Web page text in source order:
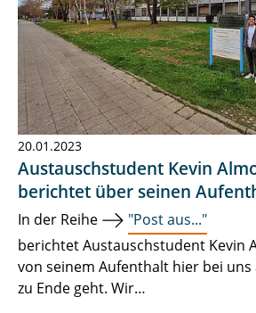
20.01.2023
Austauschstudent Kevin
berichtet über seinen
In der Reihe
"Post aus..."
berichtet Austauschstudent Kevin
von seinem Aufenthalt hier bei uns
zu Ende geht. Wir…